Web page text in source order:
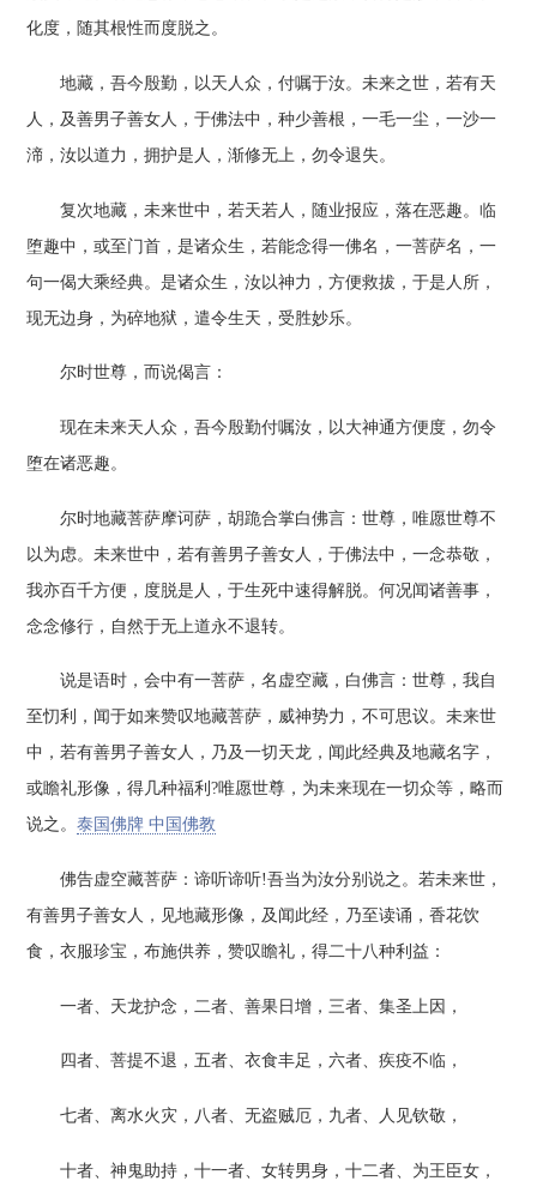
化度，随其根性而度脱之。
地藏，吾今殷勤，以天人众，付嘱于汝。未来之世，若有天
人，及善男子善女人，于佛法中，种少善根，一毛一尘，一沙一
渧，汝以道力，拥护是人，渐修无上，勿令退失。
复次地藏，未来世中，若天若人，随业报应，落在恶趣。临
堕趣中，或至门首，是诸众生，若能念得一佛名，一菩萨名，一
句一偈大乘经典。是诸众生，汝以神力，方便救拔，于是人所，
现无边身，为碎地狱，遣令生天，受胜妙乐。
尔时世尊，而说偈言：
现在未来天人众，吾今殷勤付嘱汝，以大神通方便度，勿令
堕在诸恶趣。
尔时地藏菩萨摩诃萨，胡跪合掌白佛言：世尊，唯愿世尊不
以为虑。未来世中，若有善男子善女人，于佛法中，一念恭敬，
我亦百千方便，度脱是人，于生死中速得解脱。何况闻诸善事，
念念修行，自然于无上道永不退转。
说是语时，会中有一菩萨，名虚空藏，白佛言：世尊，我自
至忉利，闻于如来赞叹地藏菩萨，威神势力，不可思议。未来世
中，若有善男子善女人，乃及一切天龙，闻此经典及地藏名字，
或瞻礼形像，得几种福利?唯愿世尊，为未来现在一切众等，略而
说之。泰国佛牌 中国佛教
佛告虚空藏菩萨：谛听谛听!吾当为汝分别说之。若未来世，
有善男子善女人，见地藏形像，及闻此经，乃至读诵，香花饮
食，衣服珍宝，布施供养，赞叹瞻礼，得二十八种利益：
一者、天龙护念，二者、善果日增，三者、集圣上因，
四者、菩提不退，五者、衣食丰足，六者、疾疫不临，
七者、离水火灾，八者、无盗贼厄，九者、人见钦敬，
十者、神鬼助持，十一者、女转男身，十二者、为王臣女，